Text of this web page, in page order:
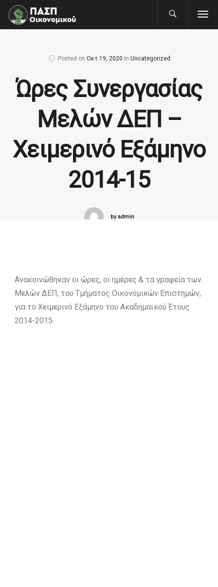
Posted on Οκτ 19, 2020 In Uncategorized
Ώρες Συνεργασίας
Μελών ΔΕΠ –
Χειμερινό Εξάμηνο
2014-15
by admin
Ανακοινώθηκαν οι ώρες, οι ημέρες & τα γραφεία των
Μελών ΔΕΠ, του Τμήματος Οικονομικών Επιστημών,
για το Χειμερινό Εξάμηνο του Ακαδημαϊκού Έτους
2014-2015.